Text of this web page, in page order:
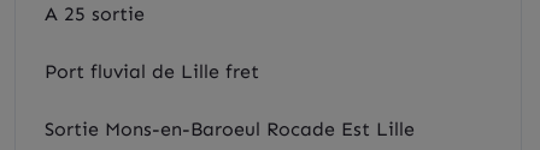
A 25 sortie
Port fluvial de Lille fret
Sortie Mons-en-Baroeul Rocade Est Lille